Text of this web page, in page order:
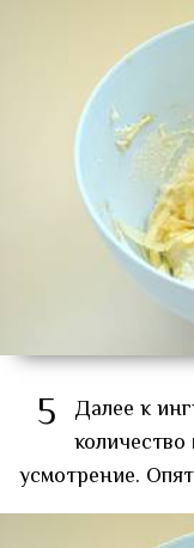
5
Далее к
усмотрение.